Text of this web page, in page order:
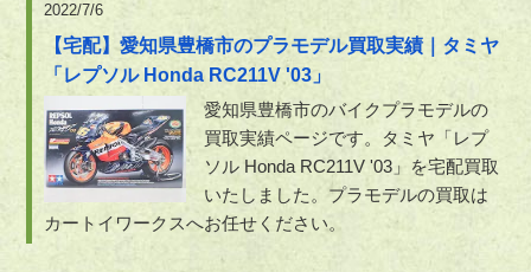
2022/7/6
【宅配】愛知県豊橋市のプラモデル買取実績｜タミヤ
「レプソル Honda RC211V '03」
愛知県豊橋市のバイクプラモデルの
買取実績ページです。タミヤ「レプ
ソル Honda RC211V '03」を宅配買取
いたしました。プラモデルの買取は
カートイワークスへお任せください。